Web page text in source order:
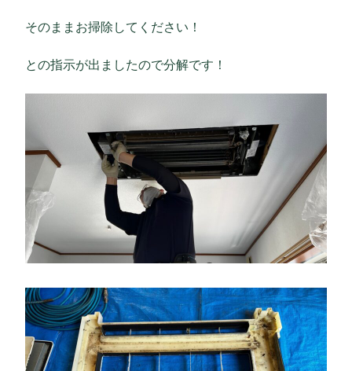
そのままお掃除してください！
との指示が出ましたので分解です！